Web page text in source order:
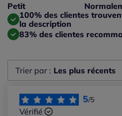
Petit
Taille grand : 0%
100% des clientes
la description
83% des clientes
Trier par : Les plus récents
Les plus récents 5/5
Vérifié